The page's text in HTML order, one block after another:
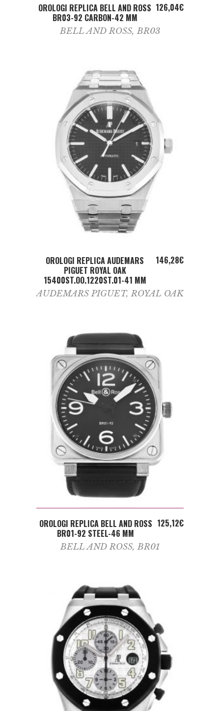
ADD TO CART
OROLOGI REPLICA BELL AND ROSS
BR03-92 CARBON-42 MM
126,04€
BELL AND ROSS,BR03
ADD TO CART
OROLOGI REPLICA AUDEMARS
PIGUET ROYAL OAK
15400ST.OO.1220ST.01-41 MM
146,28€
AUDEMARS PIGUET, ROYAL OAK
ADD TO CART
OROLOGI REPLICA BELL AND ROSS
BR01-92 STEEL-46 MM
125,12€
BELL AND ROSS,BR01